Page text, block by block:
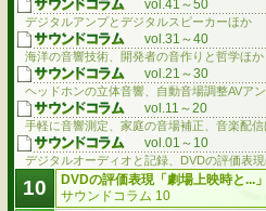
vol.41～50
デジタルアンプとデジタルスピーカーほか
vol.31～40
海洋の音響技術、開発者の音作りと哲学ほか
vol.21～30
ヘッドホンの立体音響、自動音場調整AVア
vol.11～20
手軽に音響測定、家庭の音場補正、音楽配信
vol.01～10
デジタルオーディオと記録、DVDの評価表
10
DVDの評価表現「劇場上映時と...」
サウンドコラム 10